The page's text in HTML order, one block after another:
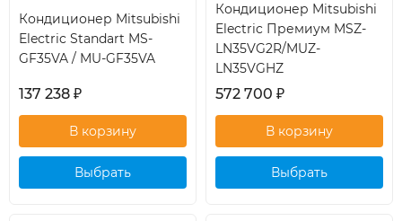
Кондиционер Mitsubishi
Electric Standart MS-
GF35VA / MU-GF35VA
137 238 ₽
Выбрать
Кондиционер Mitsubishi
Electric Премиум MSZ-
LN35VG2R/MUZ-
LN35VGHZ
572 700 ₽
Выбрать